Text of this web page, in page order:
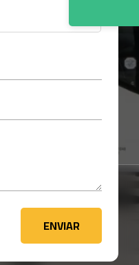
ENVIAR
ENVIAR